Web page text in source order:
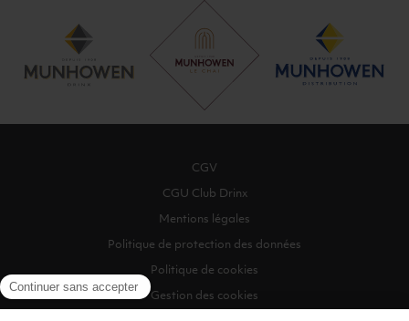
CGV
CGU Club Drinx
Mentions légales
Politique de protection des données
Politique de cookies
Gestion des cookies